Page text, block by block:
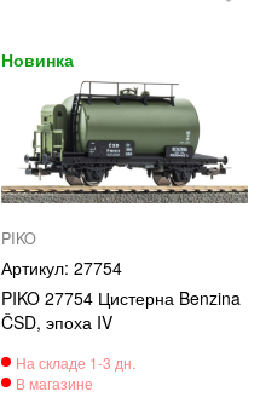
PIKO
27754
PIKO 27754 Цистерна Benzina
ČSD, эпоха IV